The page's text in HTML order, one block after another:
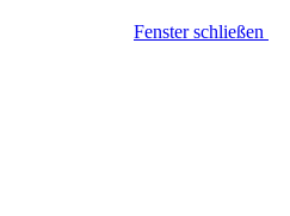
Fenster schließen